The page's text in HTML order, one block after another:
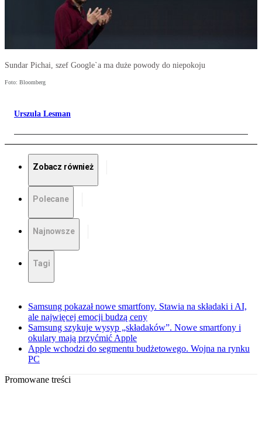
Sundar Pichai, szef Google`a ma duże powody do niepokoju
Foto: Bloomberg
Urszula Lesman
Zobacz również
Polecane
Najnowsze
Tagi
Samsung pokazał nowe smartfony. Stawia na składaki i AI,
ale najwięcej emocji budzą ceny
Samsung szykuje wysyp „składaków”. Nowe smartfony i
okulary mają przyćmić Apple
Apple wchodzi do segmentu budżetowego. Wojna na rynku
PC
Promowane treści